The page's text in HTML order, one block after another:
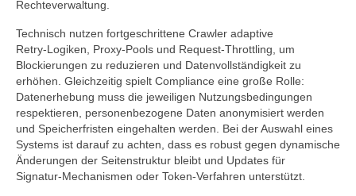
Rechteverwaltung.
Technisch nutzen fortgeschrittene Crawler adaptive
Retry‑Logiken, Proxy‑Pools und Request‑Throttling, um
Blockierungen zu reduzieren und Datenvollständigkeit zu
erhöhen. Gleichzeitig spielt Compliance eine große Rolle:
Datenerhebung muss die jeweiligen Nutzungsbedingungen
respektieren, personenbezogene Daten anonymisiert werden
und Speicherfristen eingehalten werden. Bei der Auswahl eines
Systems ist darauf zu achten, dass es robust gegen dynamische
Änderungen der Seitenstruktur bleibt und Updates für
Signatur‑Mechanismen oder Token‑Verfahren unterstützt.